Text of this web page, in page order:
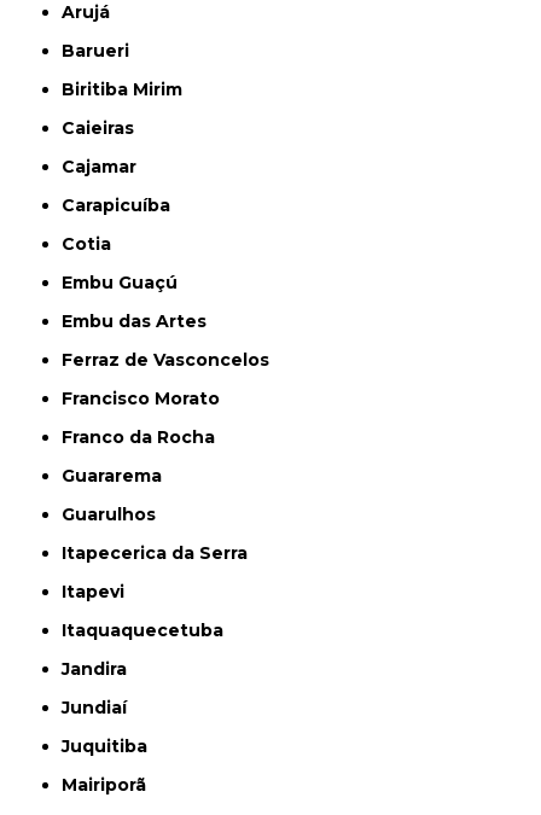
Arujá
Barueri
Biritiba Mirim
Caieiras
Cajamar
Carapicuíba
Cotia
Embu Guaçú
Embu das Artes
Ferraz de Vasconcelos
Francisco Morato
Franco da Rocha
Guararema
Guarulhos
Itapecerica da Serra
Itapevi
Itaquaquecetuba
Jandira
Jundiaí
Juquitiba
Mairiporã